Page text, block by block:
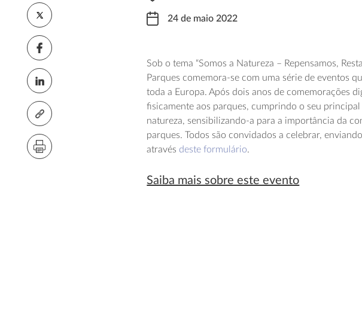
24 de maio 2022
Sob o tema “Somos a Natureza – Repensamos,
Parques comemora-se com uma série de eventos
toda a Europa. Após dois anos de comemorações
fisicamente aos parques, cumprindo o seu
natureza, sensibilizando-a para a importância da
parques. Todos são convidados a celebrar,
através deste formulário.
Saiba mais sobre este evento